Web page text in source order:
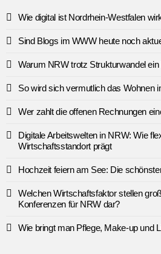
Wie digital ist Nordrhein-Westfalen
Sind Blogs im WWW heute noch
Warum NRW trotz Strukturwandel ein
So wird sich vermutlich das Wohnen
Wer zahlt die offenen Rechnungen
Digitale Arbeitswelten in NRW: Wie
Wirtschaftsstandort prägt
Hochzeit feiern am See: Die
Welchen Wirtschaftsfaktor stellen
Konferenzen für NRW dar?
Wie bringt man Pflege, Make-up und